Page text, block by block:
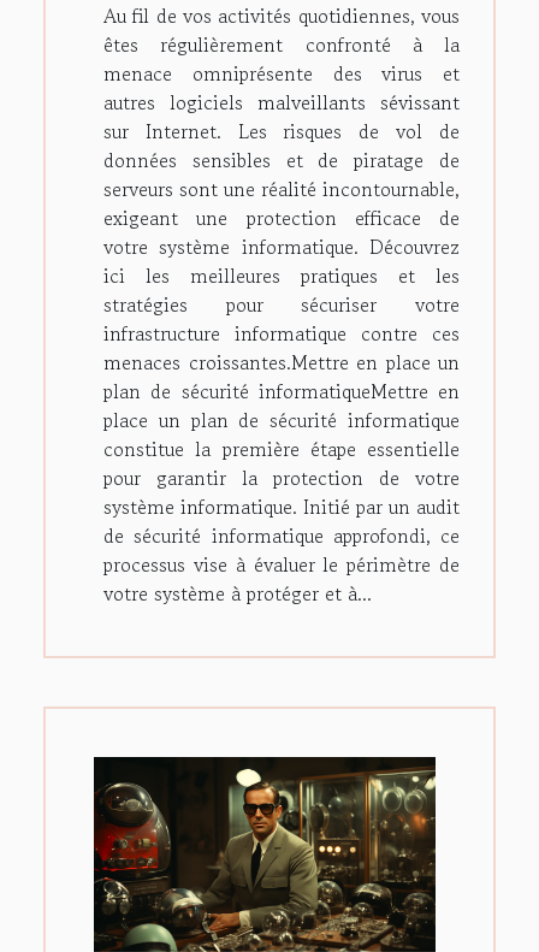
Au fil de vos activités quotidiennes, vous
êtes régulièrement confronté à la
menace omniprésente des virus et
autres logiciels malveillants sévissant
sur Internet. Les risques de vol de
données sensibles et de piratage de
serveurs sont une réalité incontournable,
exigeant une protection efficace de
votre système informatique. Découvrez
ici les meilleures pratiques et les
stratégies pour sécuriser votre
infrastructure informatique contre ces
menaces croissantes.Mettre en place un
plan de sécurité informatiqueMettre en
place un plan de sécurité informatique
constitue la première étape essentielle
pour garantir la protection de votre
système informatique. Initié par un audit
de sécurité informatique approfondi, ce
processus vise à évaluer le périmètre de
votre système à protéger et à...